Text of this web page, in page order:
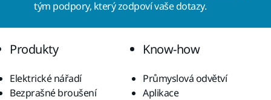
tým podpory, který zodpoví vaše dotazy.
Produkty
Elektrické nářadí
Bezprašné broušení
Know-how
Průmyslová odvětví
Aplikace